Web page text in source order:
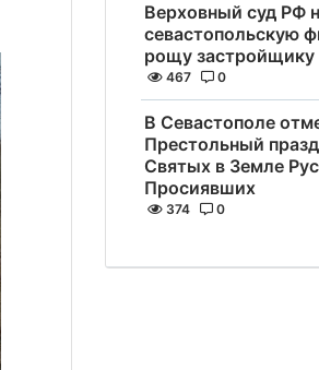
Верховный суд РФ
севастопольскую
рощу застройщику
467 0
В Севастополе
Престольный
Святых в Земле
Просиявших
374 0